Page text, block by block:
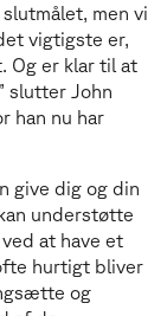
men vi
vigtigste er,
Og er klar til at
slutter John
han nu har
give dig og din
understøtte
at have et
hurtigt bliver
og